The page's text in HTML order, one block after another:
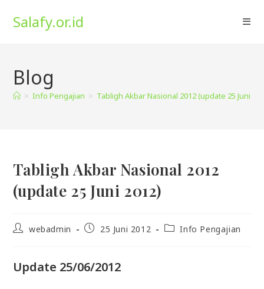
Salafy.or.id
Blog
> Info Pengajian > Tabligh Akbar Nasional 2012 (update 25 Juni
Tabligh Akbar Nasional 2012
(update 25 Juni 2012)
Postwebadmin
Post25 Juni 2012
PostInfo Pengajian
Update 25/06/2012